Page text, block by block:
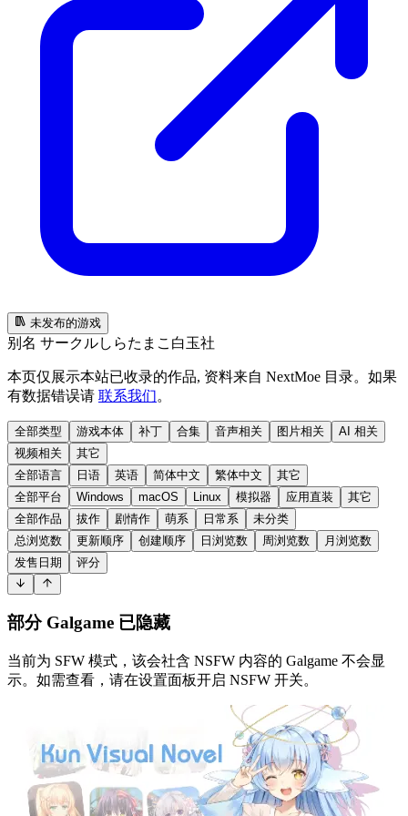
未发布的游戏
别名 サークルしらたまこ 白玉社
本页仅展示本站已收录的作品, 资料来自 NextMoe 目录。如果
有数据错误请 联系我们。
全部类型 游戏本体 补丁 合集 音声相关 图片相关
AI 相关
视频相关
其它
全部语言
日语 英语 简体中文 繁体中文
其它
全部平台
Windows macOS Linux 模拟器 应用直装
其它
全部作品
拔作 剧情作 萌系 日常系
未分类
总浏览数
更新顺序 创建顺序 日浏览数 周浏览数
月浏览数
发售日期
评分
部分 Galgame 已隐藏
当前为 SFW 模式，该会社含 NSFW 内容的 Galgame 不会显
示。如需查看，请在设置面板开启 NSFW 开关。